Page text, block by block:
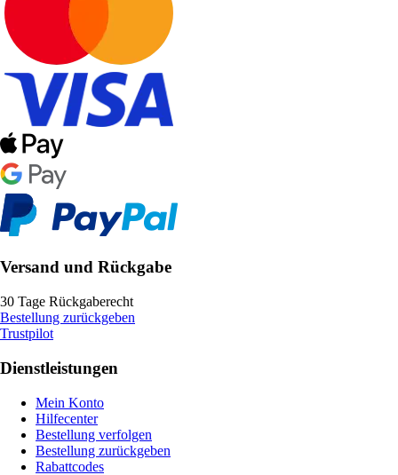
Versand und Rückgabe
30 Tage Rückgaberecht
Bestellung zurückgeben
Trustpilot
Dienstleistungen
Mein Konto
Hilfecenter
Bestellung verfolgen
Bestellung zurückgeben
Rabattcodes